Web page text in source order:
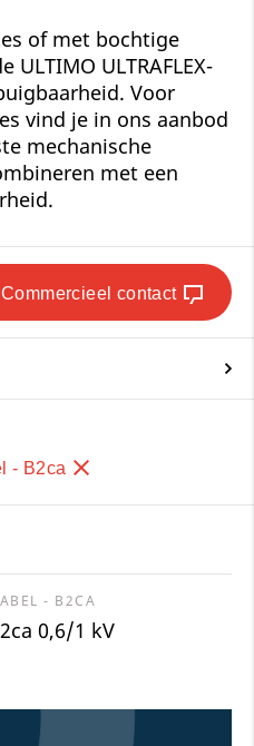
of met bochtige
ULTRAFLEX-
Voor
vind je in ons aanbod
mechanische
met een
Commercieel contact
- B2ca
- B2CA
0,6/1 kV